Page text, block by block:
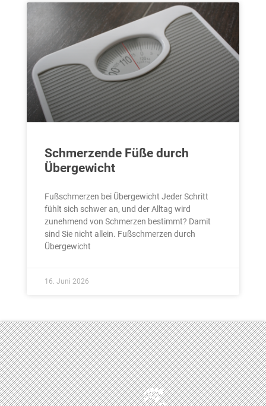
Schmerzende Füße durch
Übergewicht
Fußschmerzen bei Übergewicht Jeder Schritt
fühlt sich schwer an, und der Alltag wird
zunehmend von Schmerzen bestimmt? Damit
sind Sie nicht allein. Fußschmerzen durch
Übergewicht
16. Juni 2026